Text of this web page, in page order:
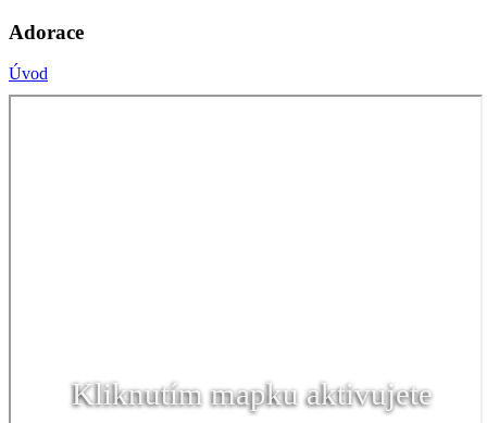
Adorace
Úvod
Kliknutím mapku aktivujete